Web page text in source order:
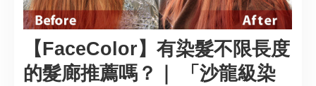
【FaceColor】有染髮不限長度
的髮廊推薦嗎？｜ 「沙龍級染